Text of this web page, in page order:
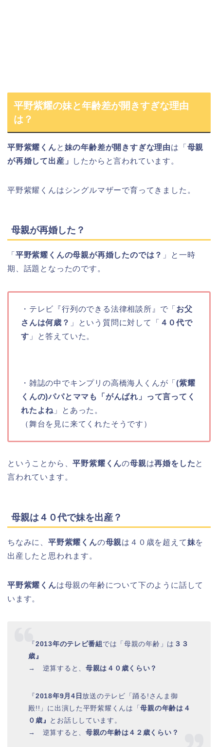
平野紫耀の妹と年齢差が開きすぎな理由
は？
平野紫耀くんと 妹の年齢差が開きすぎな理由は「 母親
が再婚して出産」
したからと言われています。
平野紫耀くんはシングルマザーで育ってきました。
母親が再婚した？
「 平野紫耀くんの母親が再婚したのでは？ 」と一時
期、話題となったのです。
・テレビ『行列のできる法律相談所』で「 お父
さんは何歳？ 」という質問に対して「 ４０代で
す 」と答えていた。
・雑誌の中でキンプリの高橋海人くんが「(紫耀
くんの)パパとママも「がんばれ」って言ってく
れたよね 」とあった。
（舞台を見に来てくれたそうです）
ということから、平野紫耀くんの母親は再婚をしたと
言われています。
母親は４０代で妹を出産？
ちなみに、 平野紫耀くんの母親は４０歳を超えて妹を
出産したと思われます。
平野紫耀くんは母親の年齢について下のように話して
います。
『2013年のテレビ番組 では「母親の年齢」は ３３
歳』
→ 逆算すると、 母親は４０歳くらい？
『2018年9月4日 放送のテレビ「踊る!さんま御
殿!!」に出演した平野紫耀くんは「母親の年齢は４
０歳』
とお話ししています。
→ 逆算すると、 母親の年齢は４２歳くらい？